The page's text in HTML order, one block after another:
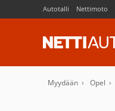
Autotalli Nettimoto
Myydään Opel